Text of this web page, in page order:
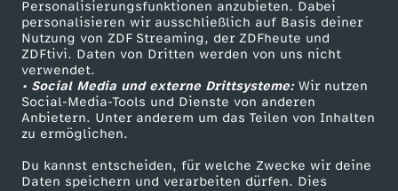
Personalisierungsfunktionen anzubieten. Dabei
personalisieren wir ausschließlich auf Basis deiner
Nutzung von ZDF Streaming, der ZDFheute und
ZDFtivi. Daten von Dritten werden von uns nicht
verwendet.
• Social Media und externe Drittsysteme:Wir nutzen
Social-Media-Tools und Dienste von anderen
Anbietern. Unter anderem um das Teilen von Inhalten
zu ermöglichen.
Du kannst entscheiden, für welche Zwecke wir deine
Daten speichern und verarbeiten dürfen. Dies
e
n
e
“
ZDF Unternehmen
Karriere
ZDF goes Schule